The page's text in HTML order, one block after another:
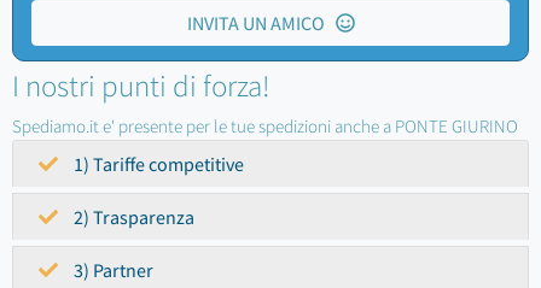
INVITA UN AMICO
I nostri punti di forza!
Spediamo.it e' presente per le tue spedizioni anche a PONTE GIURINO
1) Tariffe competitive
2) Trasparenza
3) Partner